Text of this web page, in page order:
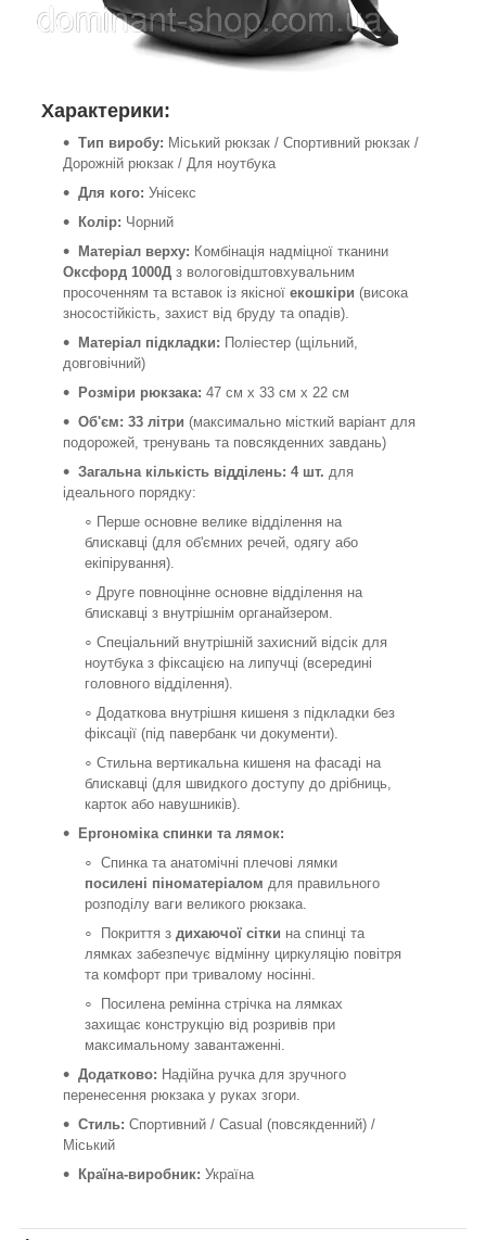
Характерики:
Тип виробу: Міський рюкзак / Спортивний рюкзак /
Дорожній рюкзак / Для ноутбука
Для кого: Унісекс
Колір: Чорний
Матеріал верху: Комбінація надміцної тканини
Оксфорд 1000Д з вологовідштовхувальним
просоченням та вставок із якісної екошкіри (висока
зносостійкість, захист від бруду та опадів).
Матеріал підкладки: Поліестер (щільний,
довговічний)
Розміри рюкзака: 47 см х 33 см х 22 см
Об'єм: 33 літри (максимально місткий варіант для
подорожей, тренувань та повсякденних завдань)
Загальна кількість відділень: 4 шт. для
ідеального порядку:
Перше основне велике відділення на
блискавці (для об'ємних речей, одягу або
екіпірування).
Друге повноцінне основне відділення на
блискавці з внутрішнім органайзером.
Спеціальний внутрішній захисний відсік для
ноутбука з фіксацією на липучці (всередині
головного відділення).
Додаткова внутрішня кишеня з підкладки без
фіксації (під павербанк чи документи).
Стильна вертикальна кишеня на фасаді на
блискавці (для швидкого доступу до дрібниць,
карток або навушників).
Ергономіка спинки та лямок:
Спинка та анатомічні плечові лямки
посилені піноматеріалом для правильного
розподілу ваги великого рюкзака.
Покриття з дихаючої сітки на спинці та
лямках забезпечує відмінну циркуляцію повітря
та комфорт при тривалому носінні.
Посилена ремінна стрічка на лямках
захищає конструкцію від розривів при
максимальному завантаженні.
Додатково: Надійна ручка для зручного
перенесення рюкзака у руках згори.
Стиль: Спортивний / Casual (повсякденний) /
Міський
Країна-виробник: Україна